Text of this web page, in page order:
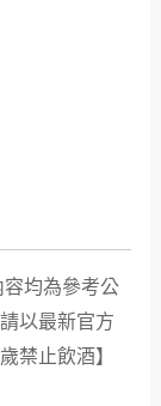
均為參考公
以最新官方
禁止飲酒】